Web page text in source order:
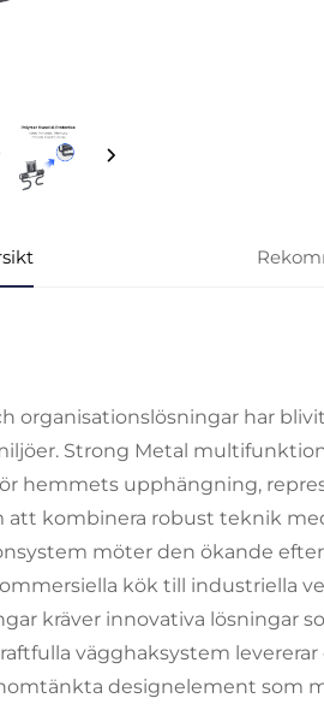
organisationslösningar har
Strong Metal
hemmets upphängning,
kombinera robust teknik
möter den ökande
kök till industriella
kräver innovativa lösningar
vägghaksystem
designelement som